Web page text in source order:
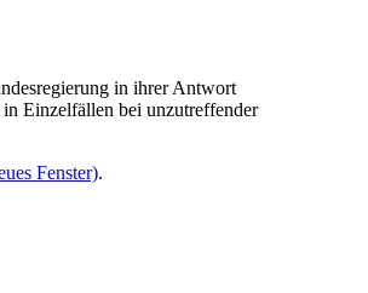
in ihrer Antwort
Einzelfällen bei unzutreffender
Fenster).